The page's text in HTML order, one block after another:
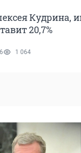
Кудрина,
20,7%
1 064